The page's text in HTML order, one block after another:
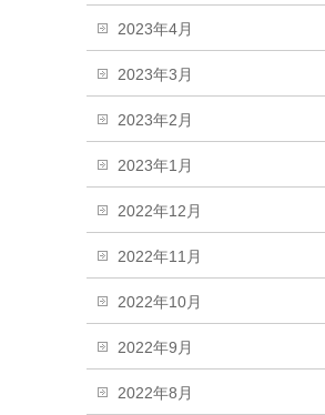
2023年4月
2023年3月
2023年2月
2023年1月
2022年12月
2022年11月
2022年10月
2022年9月
2022年8月